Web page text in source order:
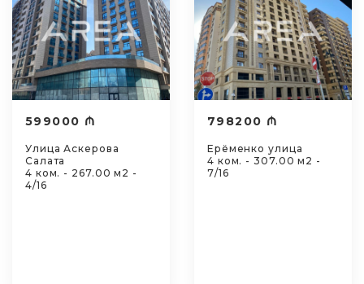
599000 ₼
Улица Аскерова
Салата
4 ком. - 267.00 м2 -
4/16
798200 ₼
Ерёменко улица
4 ком. - 307.00 м2 -
7/16